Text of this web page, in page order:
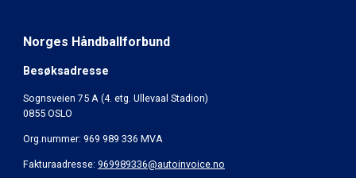
Norges Håndballforbund
Besøksadresse
Sognsveien 75 A (4. etg. Ullevaal Stadion)
0855 OSLO
Org.nummer: 969 989 336 MVA
Fakturaadresse: 969989336@autoinvoice.no